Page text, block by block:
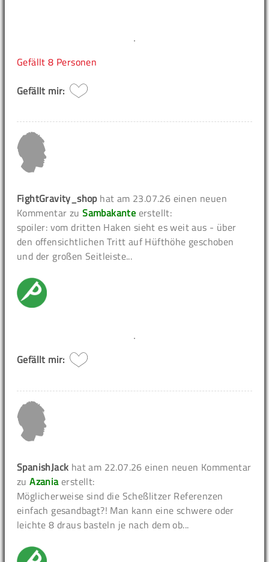
Gefällt8 Personen
Gefällt mir:
FightGravity_shophat am 23.07.26 einen neuen
Kommentar zuSambakante erstellt:
spoiler: vom dritten Haken sieht es weit aus - über
den offensichtlichen Tritt auf Hüfthöhe geschoben
und der großen Seitleiste...
Gefällt mir:
SpanishJack hat am 22.07.26 einen neuen Kommentar
zuAzaniaerstellt:
Möglicherweise sind die Scheßlitzer Referenzen
einfach gesandbagt?! Man kann eine schwere oder
leichte 8 draus basteln je nach dem ob...